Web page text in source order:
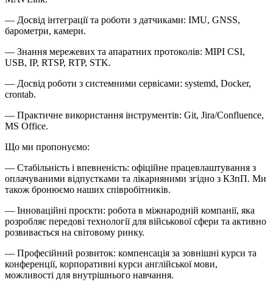
— Досвід інтеграції та роботи з датчиками: IMU, GNSS,
барометри, камери.
— Знання мережевих та апаратних протоколів: MIPI CSI,
USB, IP, RTSP, RTP, STK.
— Досвід роботи з системними сервісами: systemd, Docker,
crontab.
— Практичне використання інструментів: Git, Jira/Confluence,
MS Office.
Що ми пропонуємо:
— Стабільність і впевненість: офіційне працевлаштування з
оплачуваними відпустками та лікарняними згідно з КЗпП. Ми
також бронюємо наших співробітників.
— Інноваційні проєкти: робота в міжнародній компанії, яка
розробляє передові технології для військової сфери та активно
розвивається на світовому ринку.
— Професійний розвиток: компенсація за зовнішні курси та
конференції, корпоративні курси англійської мови,
можливості для внутрішнього навчання.